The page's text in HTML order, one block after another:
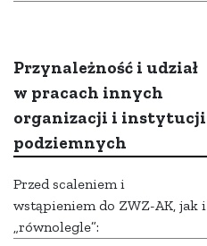
Przynależność i udział
w pracach innych
organizacji i instytucji
podziemnych
Przed scaleniem i
wstąpieniem do ZWZ-AK, jak i
„równolegle”: